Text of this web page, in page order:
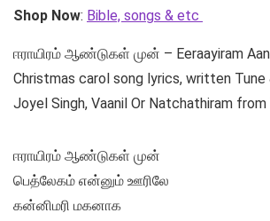
Shop Now: Bible, songs & etc
ஈராயிரம் ஆண்டுகள் முன் – Eeraayiram
Christmas carol song lyrics, written Tune
Joyel Singh, Vaanil Or Natchathiram
ஈராயிரம் ஆண்டுகள் முன்
பெத்லேகம் என்னும் ஊரிலே
கன்னிமரி மகனாக